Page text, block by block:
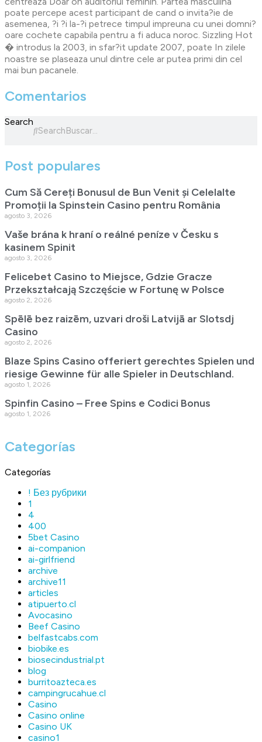
poate percepe acest participant de cand o invita?ie de
asemenea, ?i ?i la-?i petrece timpul impreuna cu unei domni?
oare cochete capabila pentru a fi aduca noroc. Sizzling Hot
� introdus la 2003, in sfar?it update 2007, poate In zilele
noastre se plaseaza unul dintre cele ar putea primi din cel
mai bun pacanele.
Comentarios
Search
Search
Post populares
Cum Să Cereți Bonusul de Bun Venit și Celelalte
Promoții la Spinstein Casino pentru România
agosto 3, 2026
Vaše brána k hraní o reálné peníze v Česku s
kasinem Spinit
agosto 3, 2026
Felicebet Casino to Miejsce, Gdzie Gracze
Przekształcają Szczęście w Fortunę w Polsce
agosto 2, 2026
Spēlē bez raizēm, uzvari droši Latvijā ar Slotsdj
Casino
agosto 2, 2026
Blaze Spins Casino offeriert gerechtes Spielen und
riesige Gewinne für alle Spieler in Deutschland.
agosto 1, 2026
Spinfin Casino – Free Spins e Codici Bonus
agosto 1, 2026
Categorías
Categorías
! Без рубрики
1
4
400
5bet Casino
ai-companion
ai-girlfriend
archive
archive11
articles
atipuerto.cl
Avocasino
Beef Casino
belfastcabs.com
biobike.es
biosecindustrial.pt
blog
burritoazteca.es
campingrucahue.cl
Casino
Casino online
Casino UK
casino1